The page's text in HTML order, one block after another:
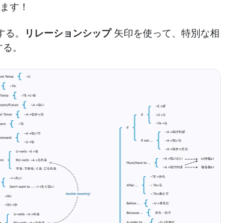
す！
。 リレーションシップ 矢印を使って、特別な相
。